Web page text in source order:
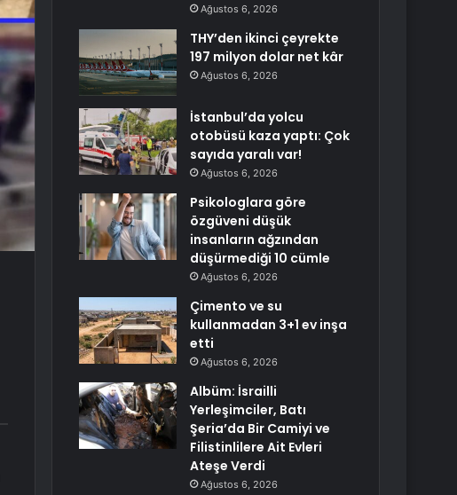
Ağustos 6, 2026
THY’den ikinci çeyrekte
197 milyon dolar net kâr
Ağustos 6, 2026
İstanbul’da yolcu
otobüsü kaza yaptı: Çok
sayıda yaralı var!
Ağustos 6, 2026
Psikologlara göre
özgüveni düşük
insanların ağzından
düşürmediği 10 cümle
Ağustos 6, 2026
Çimento ve su
kullanmadan 3+1 ev inşa
etti
Ağustos 6, 2026
Albüm: İsrailli
Yerleşimciler, Batı
Şeria’da Bir Camiyi ve
Filistinlilere Ait Evleri
Ateşe Verdi
Ağustos 6, 2026